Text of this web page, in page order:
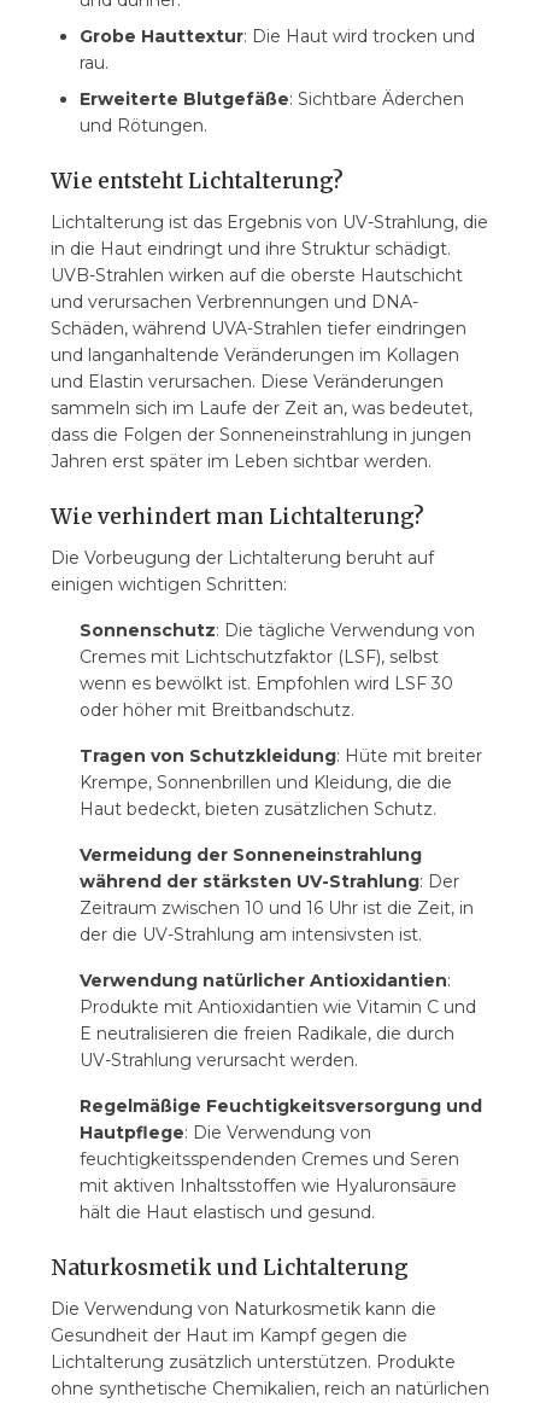
Grobe Hauttextur: Die Haut wird trocken und
rau.
Erweiterte Blutgefäße: Sichtbare Äderchen
und Rötungen.
Wie entsteht Lichtalterung?
Lichtalterung ist das Ergebnis von UV-Strahlung, die
in die Haut eindringt und ihre Struktur schädigt.
UVB-Strahlen wirken auf die oberste Hautschicht
und verursachen Verbrennungen und DNA-
Schäden, während UVA-Strahlen tiefer eindringen
und langanhaltende Veränderungen im Kollagen
und Elastin verursachen. Diese Veränderungen
sammeln sich im Laufe der Zeit an, was bedeutet,
dass die Folgen der Sonneneinstrahlung in jungen
Jahren erst später im Leben sichtbar werden.
Wie verhindert man Lichtalterung?
Die Vorbeugung der Lichtalterung beruht auf
einigen wichtigen Schritten:
Sonnenschutz: Die tägliche Verwendung von
Cremes mit Lichtschutzfaktor (LSF), selbst
wenn es bewölkt ist. Empfohlen wird LSF 30
oder höher mit Breitbandschutz.
Tragen von Schutzkleidung: Hüte mit breiter
Krempe, Sonnenbrillen und Kleidung, die die
Haut bedeckt, bieten zusätzlichen Schutz.
Vermeidung der Sonneneinstrahlung
während der stärksten UV-Strahlung: Der
Zeitraum zwischen 10 und 16 Uhr ist die Zeit, in
der die UV-Strahlung am intensivsten ist.
Verwendung natürlicher Antioxidantien:
Produkte mit Antioxidantien wie Vitamin C und
E neutralisieren die freien Radikale, die durch
UV-Strahlung verursacht werden.
Regelmäßige Feuchtigkeitsversorgung und
Hautpflege: Die Verwendung von
feuchtigkeitsspendenden Cremes und Seren
mit aktiven Inhaltsstoffen wie Hyaluronsäure
hält die Haut elastisch und gesund.
Naturkosmetik und Lichtalterung
Die Verwendung von Naturkosmetik kann die
Gesundheit der Haut im Kampf gegen die
Lichtalterung zusätzlich unterstützen. Produkte
ohne synthetische Chemikalien, reich an natürlichen